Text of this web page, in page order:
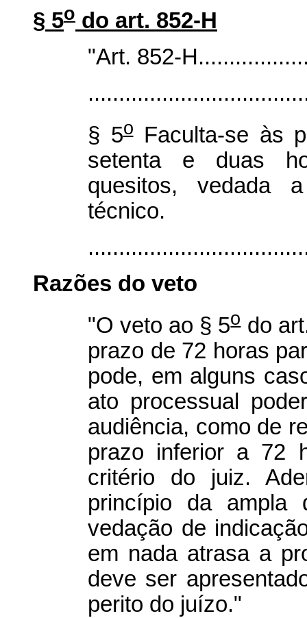
§ 5o do art. 852-H
"Art. 852-
§ 5oFaculta-se às
setenta e duas
quesitos, vedada
técnico.
Razões do veto
"O veto ao § 5odo
prazo de 72 horas
pode, em alguns
ato processual
audiência, como de
prazo inferior a 72
critério do juiz.
princípio da ampla
vedação de
em nada atrasa a
deve ser
perito do juízo."